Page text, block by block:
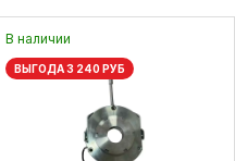
В наличии
ВЫГОДА 3 240 РУБ